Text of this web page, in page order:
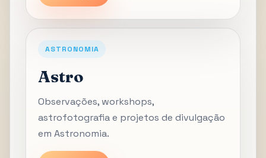
ASTRONOMIA
Astro
Observações, workshops,
astrofotografia e projetos de divulgação
em Astronomia.